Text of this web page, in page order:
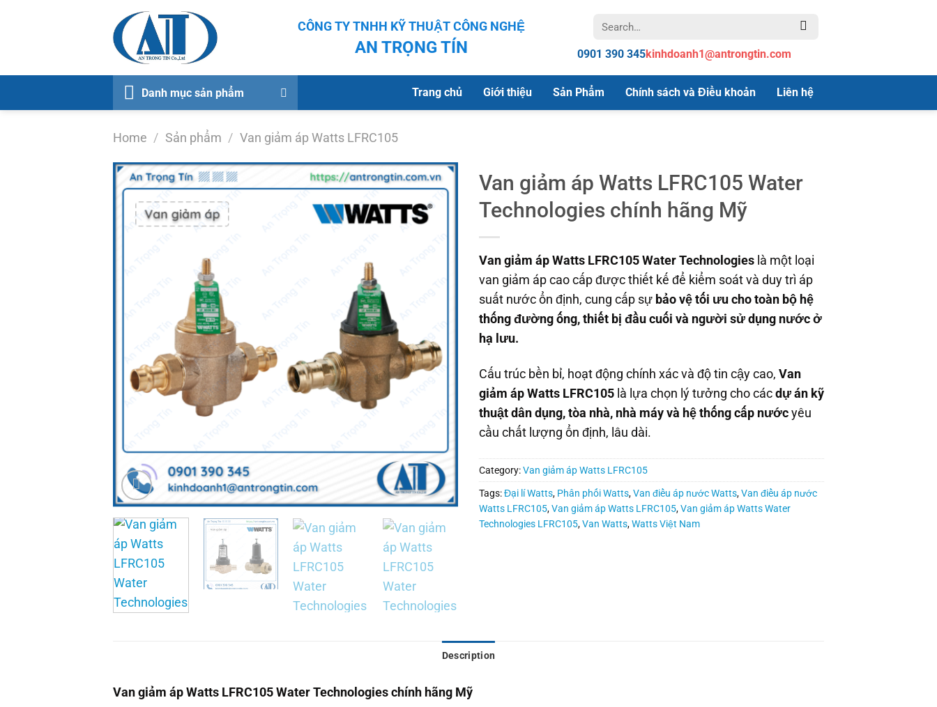
CÔNG TY TNHH KỸ THUẬT CÔNG NGHỆ
AN TRỌNG TÍN 0901 390 345kinhdoanh1@antrongtin.com
Danh mục sản phẩm Trang chủ Giới thiệu Sản Phẩm Chính sách và Điều khoản Liên hệ
Home / Sản phẩm / Van giảm áp Watts LFRC105
Van giảm áp Watts LFRC105 Water
Technologies chính hãng Mỹ
Van giảm áp Watts LFRC105 Water Technologies là một loại
van giảm áp cao cấp được thiết kế để kiểm soát và duy trì áp
suất nước ổn định, cung cấp sự bảo vệ tối ưu cho toàn bộ hệ
thống đường ống, thiết bị đầu cuối và người sử dụng nước ở
hạ lưu.
Cấu trúc bền bỉ, hoạt động chính xác và độ tin cậy cao, Van
giảm áp Watts LFRC105 là lựa chọn lý tưởng cho cácdự án kỹ
thuật dân dụng, tòa nhà, nhà máy và hệ thống cấp nướcyêu
cầu chất lượng ổn định, lâu dài.
Category:Van giảm áp Watts LFRC105
Tags:Đại lí Watts, Phân phối Watts,Van điều áp nước Watts,Van điều áp nước
Watts LFRC105,Van giảm áp Watts LFRC105,Van giảm áp Watts Water
Technologies LFRC105,Van Watts,Watts Việt Nam
Description
Van giảm áp Watts LFRC105 Water Technologies chính hãng Mỹ